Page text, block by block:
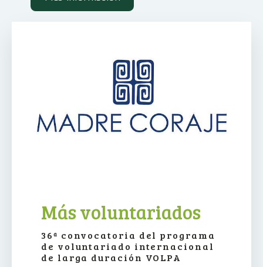
Más voluntariados
36ª convocatoria del programa
de voluntariado internacional
de larga duración VOLPA